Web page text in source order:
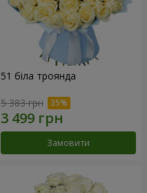
51 біла троянда
5 383 грн
Замовити